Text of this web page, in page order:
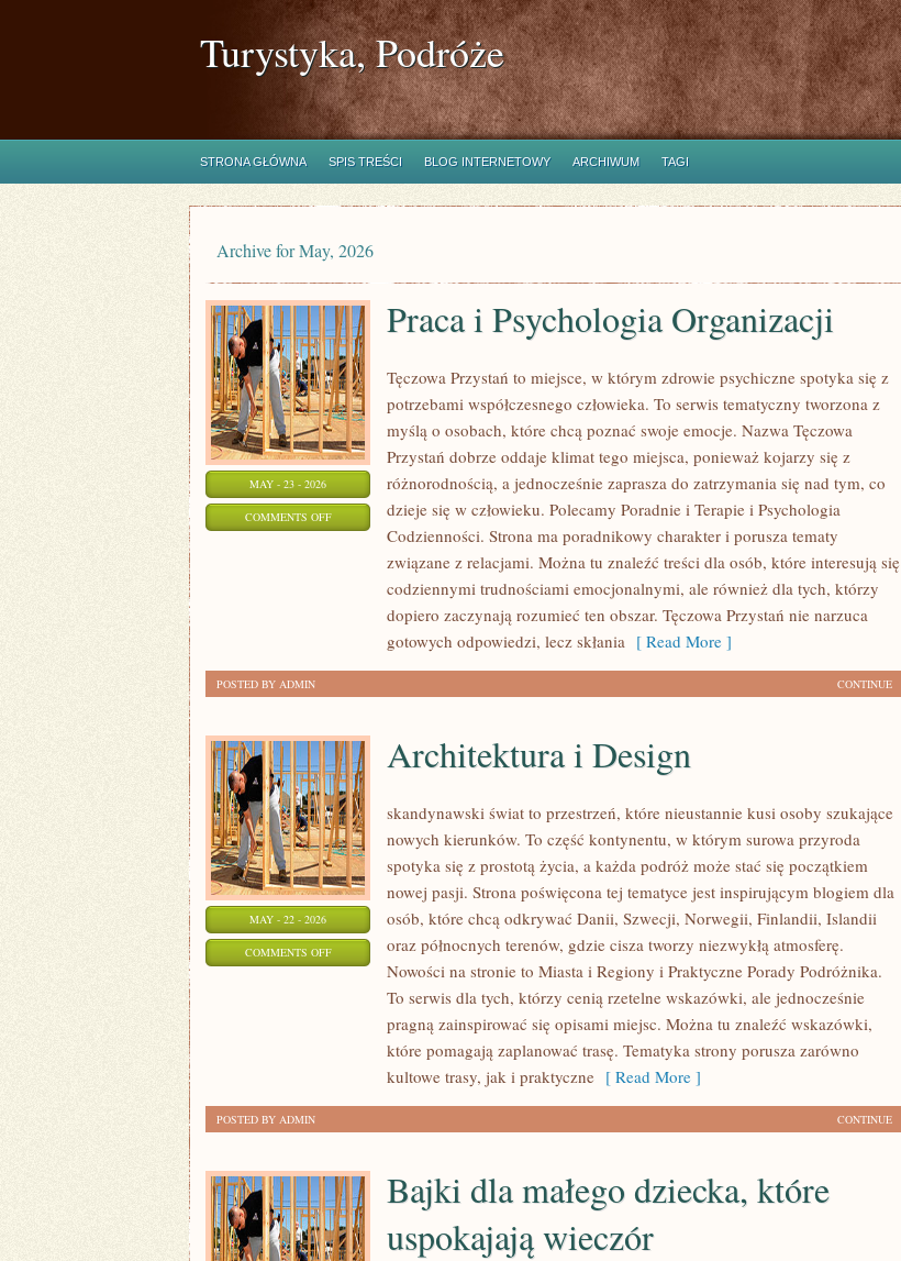
Turystyka, Podróże
STRONA GŁÓWNA SPIS TREŚCI BLOG INTERNETOWY ARCHIWUM TAGI
Archive for May, 2026
MAY - 23 - 2026
COMMENTS OFFON
PSYCHOLOGIA
ORGANIZACJI
Praca i Psychologia Organizacji
Tęczowa Przystań to miejsce, w którym zdrowie psychiczne spotyka się z
potrzebami współczesnego człowieka. To serwis tematyczny tworzona z
myślą o osobach, które chcą poznać swoje emocje. Nazwa Tęczowa
Przystań dobrze oddaje klimat tego miejsca, ponieważ kojarzy się z
różnorodnością, a jednocześnie zaprasza do zatrzymania się nad tym, co
dzieje się w człowieku. Polecamy Poradnie i Terapie i Psychologia
Codzienności. Strona ma poradnikowy charakter i porusza tematy
związane z relacjami. Można tu znaleźć treści dla osób, które interesują się
codziennymi trudnościami emocjonalnymi, ale również dla tych, którzy
dopiero zaczynają rozumieć ten obszar. Tęczowa Przystań nie narzuca
gotowych odpowiedzi, lecz skłania [ Read More ]
CONTINUE
POSTED BY ADMIN
MAY - 22 - 2026
COMMENTS OFFON
ARCHITEKTURA
Architektura i Design
skandynawski świat to przestrzeń, które nieustannie kusi osoby szukające
nowych kierunków. To część kontynentu, w którym surowa przyroda
spotyka się z prostotą życia, a każda podróż może stać się początkiem
nowej pasji. Strona poświęcona tej tematyce jest inspirującym blogiem dla
osób, które chcą odkrywać Danii, Szwecji, Norwegii, Finlandii, Islandii
oraz północnych terenów, gdzie cisza tworzy niezwykłą atmosferę.
Nowości na stronie to Miasta i Regiony i Praktyczne Porady Podróżnika.
To serwis dla tych, którzy cenią rzetelne wskazówki, ale jednocześnie
pragną zainspirować się opisami miejsc. Można tu znaleźć wskazówki,
które pomagają zaplanować trasę. Tematyka strony porusza zarówno
kultowe trasy, jak i praktyczne [ Read More ]
CONTINUE
POSTED BY ADMIN
Bajki dla małego dziecka, które
uspokajają wieczór